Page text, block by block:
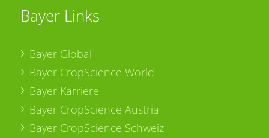
Bayer Links
Bayer Global
Bayer CropScience World
Bayer Karriere
Bayer CropScience Austria
Bayer CropScience Schweiz